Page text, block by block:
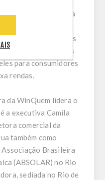
equipamentos para
energia solar em
e propriedades
por todos os estados
para consumidores
rendas.
da WinQuem lidera o
a executiva Camila
comercial da
também como
Brasileira
(ABSOLAR) no Rio
sediada no Rio de